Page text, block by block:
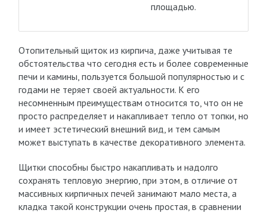
площадью.
Отопительный щиток из кирпича, даже учитывая те
обстоятельства что сегодня есть и более современные
печи и камины, пользуется большой популярностью и с
годами не теряет своей актуальности. К его
несомненным преимуществам относится то, что он не
просто распределяет и накапливает тепло от топки, но
и имеет эстетический внешний вид, и тем самым
может выступать в качестве декоративного элемента.
Щитки способны быстро накапливать и надолго
сохранять тепловую энергию, при этом, в отличие от
массивных кирпичных печей занимают мало места, а
кладка такой конструкции очень простая, в сравнении